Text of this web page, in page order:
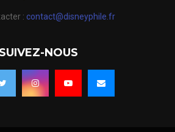
: contact@disneyphile.fr
SUIVEZ-NOUS